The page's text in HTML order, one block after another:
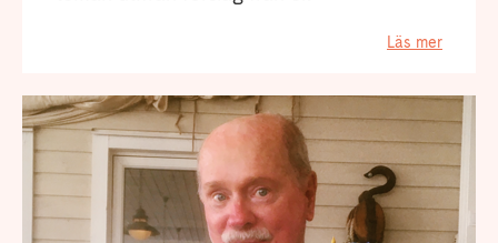
Läs mer